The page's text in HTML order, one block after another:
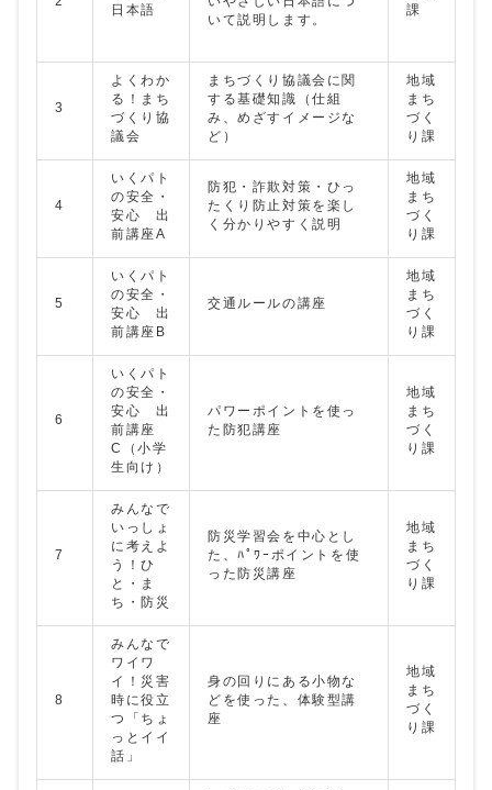
日本語
いて説明します。
課
3
よくわか
る！まち
づくり協
議会
まちづくり協議会に関
する基礎知識（仕組
み、めざすイメージな
ど）
地域
まち
づく
り課
4
いくパト
の安全・
安心 出
前講座A
防犯・詐欺対策・ひっ
たくり防止対策を楽し
く分かりやすく説明
地域
まち
づく
り課
5
いくパト
の安全・
安心 出
前講座B
交通ルールの講座
地域
まち
づく
り課
6
いくパト
の安全・
安心 出
前講座
C（小学
生向け）
パワーポイントを使っ
た防犯講座
地域
まち
づく
り課
7
みんなで
いっしょ
に考えよ
う！ひ
と・ま
ち・防災
防災学習会を中心とし
た、ﾊﾟﾜｰポイントを使
った防災講座
地域
まち
づく
り課
8
みんなで
ワイワ
イ！災害
時に役立
つ「ちょ
っとイイ
話」
身の回りにある小物な
どを使った、体験型講
座
地域
まち
づく
り課